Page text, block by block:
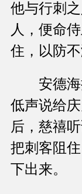
他与行刺
人，便命
住，以防
安德
低声说给
后，慈禧
把刺客阻
下出来。